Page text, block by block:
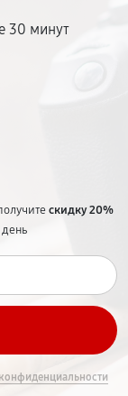
30 минут
скидку 20%